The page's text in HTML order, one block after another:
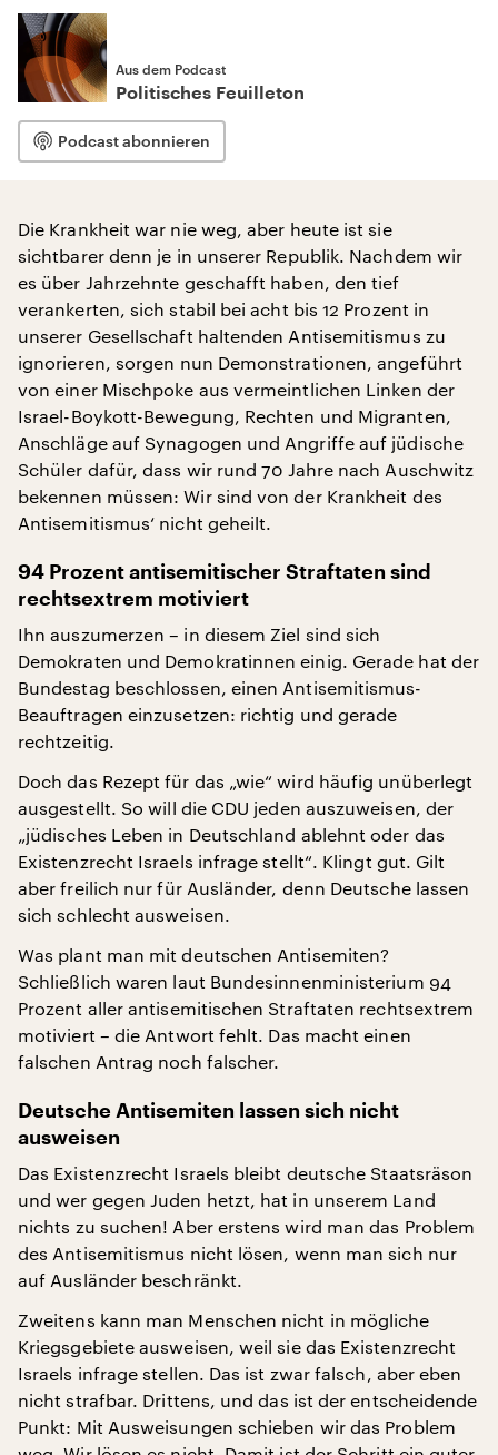
Aus dem Podcast
Politisches Feuilleton
Podcast abonnieren
Die Krankheit war nie weg, aber heute ist sie
sichtbarer denn je in unserer Republik. Nachdem wir
es über Jahrzehnte geschafft haben, den tief
verankerten, sich stabil bei acht bis 12 Prozent in
unserer Gesellschaft haltenden Antisemitismus zu
ignorieren, sorgen nun Demonstrationen, angeführt
von einer Mischpoke aus vermeintlichen Linken der
Israel-Boykott-Bewegung, Rechten und Migranten,
Anschläge auf Synagogen und Angriffe auf jüdische
Schüler dafür, dass wir rund 70 Jahre nach Auschwitz
bekennen müssen: Wir sind von der Krankheit des
Antisemitismus‘ nicht geheilt.
94 Prozent antisemitischer Straftaten sind
rechtsextrem motiviert
Ihn auszumerzen – in diesem Ziel sind sich
Demokraten und Demokratinnen einig. Gerade hat der
Bundestag beschlossen, einen Antisemitismus-
Beauftragen einzusetzen: richtig und gerade
rechtzeitig.
Doch das Rezept für das „wie“ wird häufig unüberlegt
ausgestellt. So will die CDU jeden auszuweisen, der
„jüdisches Leben in Deutschland ablehnt oder das
Existenzrecht Israels infrage stellt“. Klingt gut. Gilt
aber freilich nur für Ausländer, denn Deutsche lassen
sich schlecht ausweisen.
Was plant man mit deutschen Antisemiten?
Schließlich waren laut Bundesinnenministerium 94
Prozent aller antisemitischen Straftaten rechtsextrem
motiviert – die Antwort fehlt. Das macht einen
falschen Antrag noch falscher.
Deutsche Antisemiten lassen sich nicht
ausweisen
Das Existenzrecht Israels bleibt deutsche Staatsräson
und wer gegen Juden hetzt, hat in unserem Land
nichts zu suchen! Aber erstens wird man das Problem
des Antisemitismus nicht lösen, wenn man sich nur
auf Ausländer beschränkt.
Zweitens kann man Menschen nicht in mögliche
Kriegsgebiete ausweisen, weil sie das Existenzrecht
Israels infrage stellen. Das ist zwar falsch, aber eben
nicht strafbar. Drittens, und das ist der entscheidende
Punkt: Mit Ausweisungen schieben wir das Problem